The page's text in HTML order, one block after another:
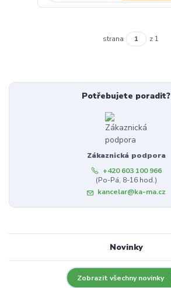
strana z 1
Potřebujete poradit?
Zákaznická podpora
+420 603 100 966
(Po-Pá, 8-16 hod.)
kancelar@ka-ma.cz
Novinky
Zobrazit všechny novinky